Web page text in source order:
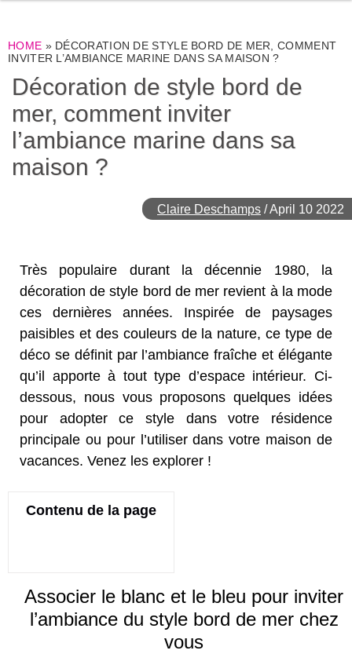
HOME » DÉCORATION DE STYLE BORD DE MER, COMMENT
INVITER L’AMBIANCE MARINE DANS SA MAISON ?
Décoration de style bord de
mer, comment inviter
l’ambiance marine dans sa
maison ?
Claire Deschamps /April 10 2022
Très populaire durant la décennie 1980, la
décoration de style bord de mer revient à la mode
ces dernières années. Inspirée de paysages
paisibles et des couleurs de la nature, ce type de
déco se définit par l’ambiance fraîche et élégante
qu’il apporte à tout type d’espace intérieur. Ci-
dessous, nous vous proposons quelques idées
pour adopter ce style dans votre résidence
principale ou pour l’utiliser dans votre maison de
vacances. Venez les explorer !
Contenu de la page
Associer le blanc et le bleu pour inviter
l’ambiance du style bord de mer chez
vous